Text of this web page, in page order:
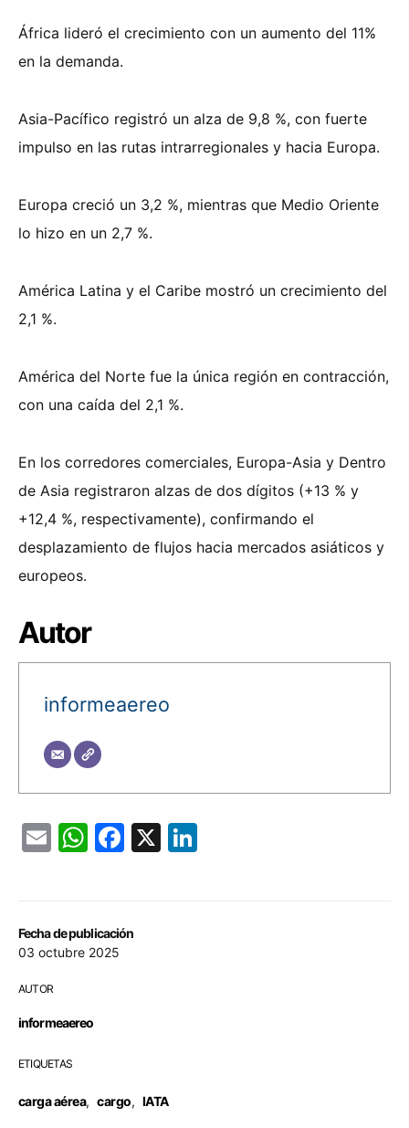
Fecha de publicación
03 octubre 2025
AUTOR
informeaereo
ETIQUETAS
carga aérea, cargo, IATA
África lideró el crecimiento con un aumento del 11%
en la demanda.
Asia-Pacífico registró un alza de 9,8 %, con fuerte
impulso en las rutas intrarregionales y hacia Europa.
Europa creció un 3,2 %, mientras que Medio Oriente
lo hizo en un 2,7 %.
América Latina y el Caribe mostró un crecimiento del
2,1 %.
América del Norte fue la única región en contracción,
con una caída del 2,1 %.
En los corredores comerciales, Europa-Asia y Dentro
de Asia registraron alzas de dos dígitos (+13 % y
+12,4 %, respectivamente), confirmando el
desplazamiento de flujos hacia mercados asiáticos y
europeos.
Autor
informeaereo
EmailWhatsApp
Facebook
X